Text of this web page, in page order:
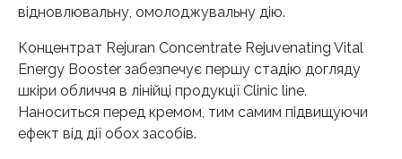
відновлювальну, омолоджувальну дію.
Концентрат Rejuran Concentrate Rejuvenating Vital
Energy Booster забезпечує першу стадію догляду
шкіри обличчя в лінійці продукції Clinic line.
Наноситься перед кремом, тим самим підвищуючи
ефект від дії обох засобів.